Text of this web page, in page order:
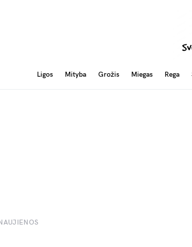
Ligos Mityba Grožis Miegas Rega